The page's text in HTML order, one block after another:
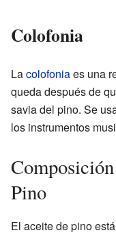
Colofonia
Lacolofoniaes una
queda después de
savia del pino. Se
los instrumentos
Pino
El aceite de pino